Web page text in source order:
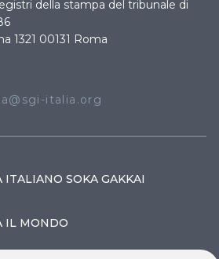
della stampa del tribunale di
1321 00131 Roma
italia.org
SOKA GAKKAI
IL MONDO